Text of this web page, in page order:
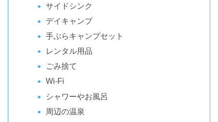
サイドシンク
デイキャンプ
手ぶらキャンプセット
レンタル用品
ごみ捨て
Wi-Fi
シャワーやお風呂
周辺の温泉